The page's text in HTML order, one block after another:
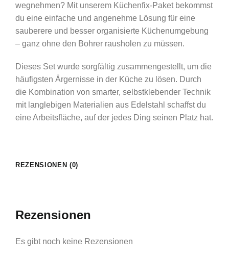
wegnehmen? Mit unserem Küchenfix-Paket bekommst
du eine einfache und angenehme Lösung für eine
sauberere und besser organisierte Küchenumgebung
– ganz ohne den Bohrer rausholen zu müssen.
Dieses Set wurde sorgfältig zusammengestellt, um die
häufigsten Ärgernisse in der Küche zu lösen. Durch
die Kombination von smarter, selbstklebender Technik
mit langlebigen Materialien aus Edelstahl schaffst du
eine Arbeitsfläche, auf der jedes Ding seinen Platz hat.
REZENSIONEN (0)
Rezensionen
Es gibt noch keine Rezensionen